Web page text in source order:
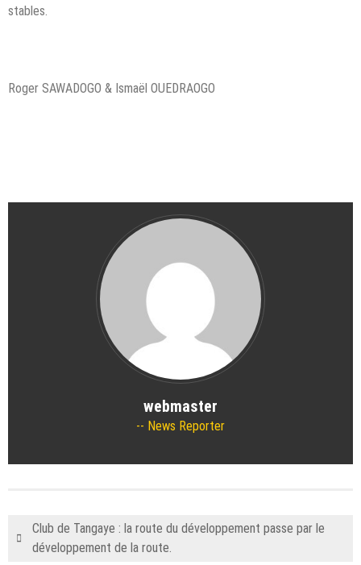
stables.
Roger SAWADOGO & Ismaël OUEDRAOGO
webmaster
News Reporter
Club de Tangaye : la route du développement passe par le
développement de la route.